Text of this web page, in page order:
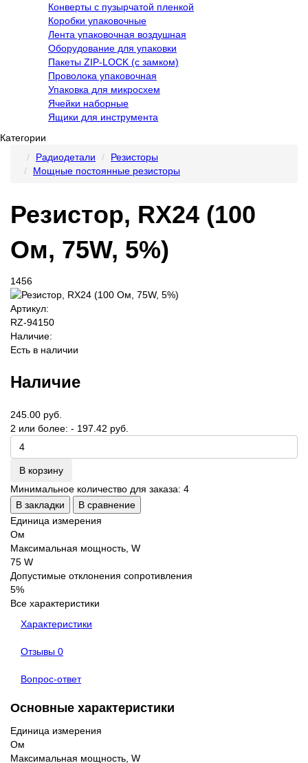
Конверты с пузырчатой пленкой
Коробки упаковочные
Лента упаковочная воздушная
Оборудование для упаковки
Пакеты ZIP-LOCK (с замком)
Проволока упаковочная
Упаковка для микросхем
Ячейки наборные
Ящики для инструмента
Категории
Радиодетали
Резисторы
Мощные постоянные резисторы
Резистор, RX24 (100
Ом, 75W, 5%)
1456
Артикул:
RZ-94150
Наличие:
Есть в наличии
Наличие
245.00 руб.
2 или более: - 197.42 руб.
В корзину
Минимальное количество для заказа: 4
В закладки
В сравнение
Единица измерения
Ом
Максимальная мощность, W
75 W
Допустимые отклонения сопротивления
5%
Все характеристики
Характеристики
Отзывы 0
Вопрос-ответ
Основные характеристики
Единица измерения
Ом
Максимальная мощность, W